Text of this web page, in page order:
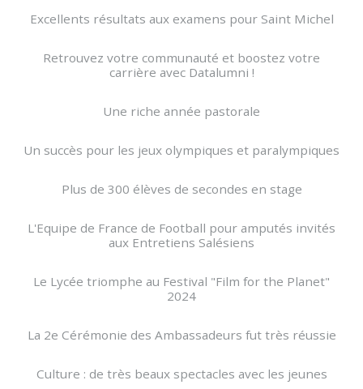
Excellents résultats aux examens pour Saint Michel
Retrouvez votre communauté et boostez votre
carrière avec Datalumni !
Une riche année pastorale
Un succès pour les jeux olympiques et paralympiques
Plus de 300 élèves de secondes en stage
L'Equipe de France de Football pour amputés invités
aux Entretiens Salésiens
Le Lycée triomphe au Festival "Film for the Planet"
2024
La 2e Cérémonie des Ambassadeurs fut très réussie
Culture : de très beaux spectacles avec les jeunes